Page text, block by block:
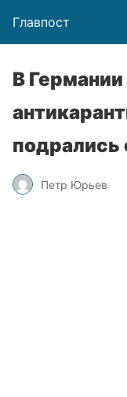
Главпост
В
подрались
Петр Юрьев